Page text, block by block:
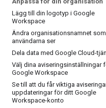
Lägg till din logotyp i Google
Workspace
Ändra organisationsnamnet som
användarna ser
Dela data med Google Cloud-
Välj dina aviseringsinställningar
Google Workspace
Se till att du får viktiga
uppdateringar för ditt Google
Workspace-konto